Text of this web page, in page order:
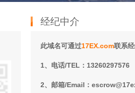
经纪中介
此域名可通过17EX.com联系
1、电话/TEL：13260297576
2、邮箱/Email：